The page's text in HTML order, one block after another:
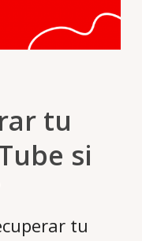
tu
si
tu